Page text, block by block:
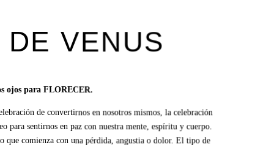
DE VENUS
ojos para FLORECER.
de convertirnos en nosotros mismos, la celebración
para sentirnos en paz con nuestra mente, espíritu y cuerpo.
que comienza con una pérdida, angustia o dolor. El tipo de